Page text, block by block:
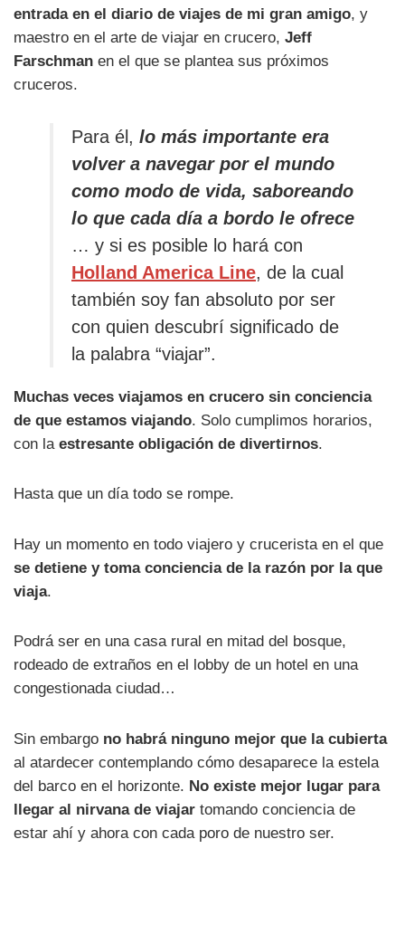
entrada en el diario de viajes de mi gran amigo, y
maestro en el arte de viajar en crucero, Jeff
Farschman en el que se plantea sus próximos
cruceros.
Para él, lo más importante era
volver a navegar por el mundo
como modo de vida, saboreando
lo que cada día a bordo le ofrece
… y si es posible lo hará con
Holland America Line, de la cual
también soy fan absoluto por ser
con quien descubrí significado de
la palabra “viajar”.
Muchas veces viajamos en crucero sin conciencia
de que estamos viajando. Solo cumplimos horarios,
con la estresante obligación de divertirnos.
Hasta que un día todo se rompe.
Hay un momento en todo viajero y crucerista en el que
se detiene y toma conciencia de la razón por la que
viaja.
Podrá ser en una casa rural en mitad del bosque,
rodeado de extraños en el lobby de un hotel en una
congestionada ciudad…
Sin embargo no habrá ninguno mejor que la cubierta
al atardecer contemplando cómo desaparece la estela
del barco en el horizonte. No existe mejor lugar para
llegar al nirvana de viajar tomando conciencia de
estar ahí y ahora con cada poro de nuestro ser.